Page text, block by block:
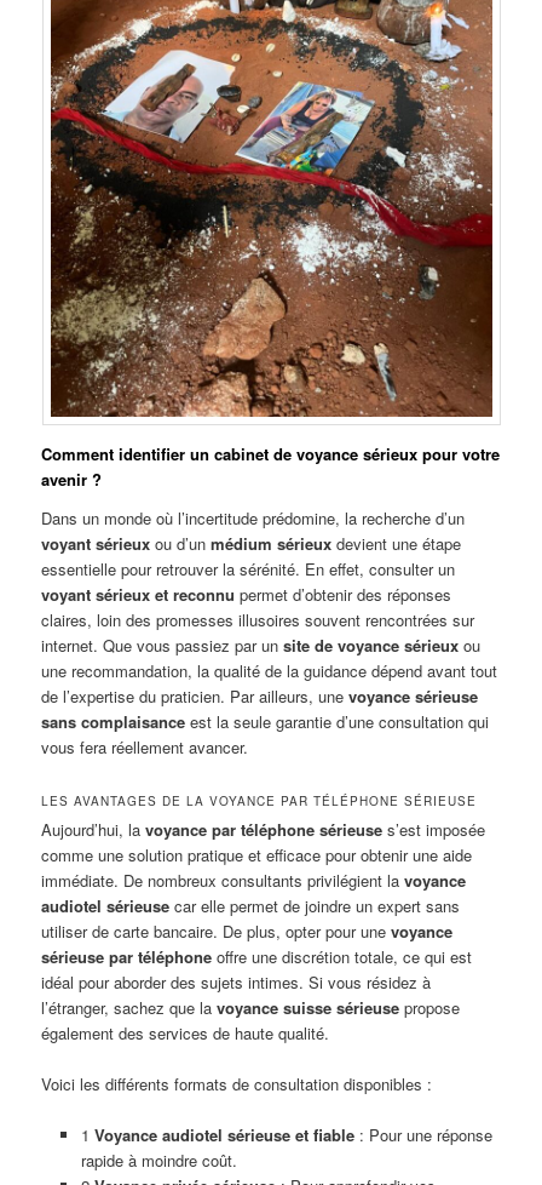
Comment identifier un cabinet de voyance sérieux pour votre
avenir ?
Dans un monde où l’incertitude prédomine, la recherche d’un
voyant sérieux ou d’unmédium sérieux devient une étape
essentielle pour retrouver la sérénité. En effet, consulter un
voyant sérieux et reconnu permet d’obtenir des réponses
claires, loin des promesses illusoires souvent rencontrées sur
internet. Que vous passiez par unsite de voyance sérieux ou
une recommandation, la qualité de la guidance dépend avant tout
de l’expertise du praticien. Par ailleurs, unevoyance sérieuse
sans complaisance est la seule garantie d’une consultation qui
vous fera réellement avancer.
LES AVANTAGES DE LA VOYANCE PAR TÉLÉPHONE SÉRIEUSE
Aujourd’hui, lavoyance par téléphone sérieuse s’est imposée
comme une solution pratique et efficace pour obtenir une aide
immédiate. De nombreux consultants privilégient lavoyance
audiotel sérieuse car elle permet de joindre un expert sans
utiliser de carte bancaire. De plus, opter pour unevoyance
sérieuse par téléphone offre une discrétion totale, ce qui est
idéal pour aborder des sujets intimes. Si vous résidez à
l’étranger, sachez que lavoyance suisse sérieuse propose
également des services de haute qualité.
Voici les différents formats de consultation disponibles :
1 Voyance audiotel sérieuse et fiable: Pour une réponse
rapide à moindre coût.